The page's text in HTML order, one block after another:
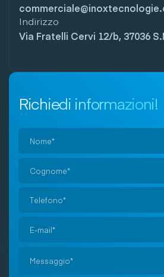
Indirizzo
Via Fratelli Cervi 12/b, 37036
Richiedi informazioni!
prega